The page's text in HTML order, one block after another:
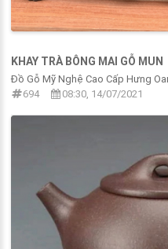
KHAY TRÀ BÔNG MAI GỖ MUN
Đồ Gỗ Mỹ Nghệ Cao Cấp Hưng
694
08:30, 14/07/2021